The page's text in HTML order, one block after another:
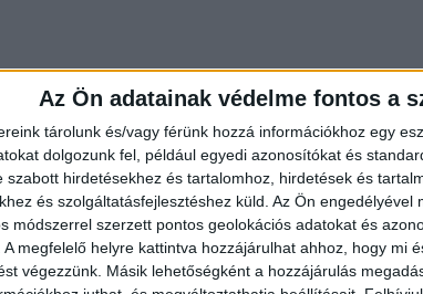
Az Ön adatainak védelme fontos a
tárolunk és/vagy férünk hozzá információkhoz egy
dolgozunk fel, például egyedi azonosítókat és
szabott hirdetésekhez és tartalomhoz, hirdetések és
és szolgáltatásfejlesztéshez küld. Az Ön engedélyével
módszerrel szerzett pontos geolokációs adatokat és
A megfelelő helyre kattintva hozzájárulhat ahhoz, hogy mi
végezzünk. Másik lehetőségként a hozzájárulás